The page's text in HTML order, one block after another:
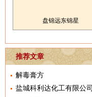
盘锦远东锦星
推荐文章
解毒膏方
盐城科利达化工有限公司